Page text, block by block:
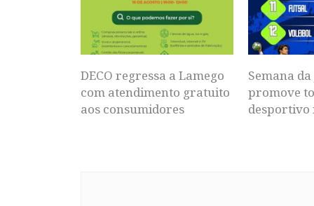
DECO regressa a Lamego
com atendimento gratuito
aos consumidores
Semana
promove